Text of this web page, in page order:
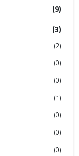
(9)
(3)
(2)
(0)
(0)
(1)
(0)
(0)
(0)